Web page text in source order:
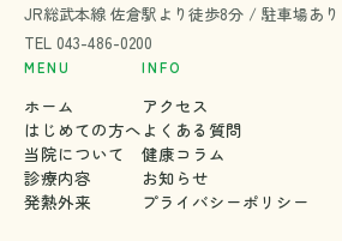
JR総武本線 佐倉駅より徒歩8分 / 駐車場あり
TEL 043-486-0200
MENU
ホーム
はじめての方へ
当院について
診療内容
発熱外来
INFO
アクセス
よくある質問
健康コラム
お知らせ
プライバシーポリシー